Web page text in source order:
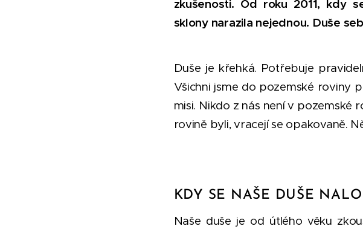
zkušenosti. Od roku 2011, kdy
sklony narazila nejednou. Duše
Duše je křehká. Potřebuje
Všichni jsme do pozemské roviny
misi. Nikdo z nás není v pozemské
rovině byli, vracejí se opakovaně.
KDY SE NAŠE DUŠE
Naše duše je od útlého věku